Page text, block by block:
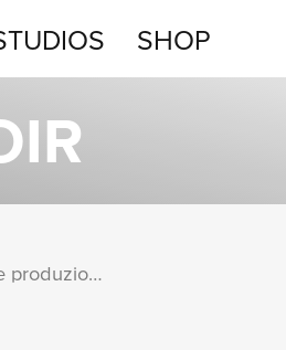
SHOP
Una raccolta completa degli album di Accentus Chamber Choir, dalle prime produzioni ai successi più recenti.
TOUR